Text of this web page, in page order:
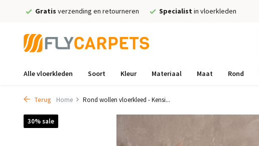
Gratis verzending en retourneren Specialist in vloerkleden
Alle vloerkleden Soort Kleur Materiaal Maat Rond
Terug Home Rond wollen vloerkleed - Kensi...
30% sale